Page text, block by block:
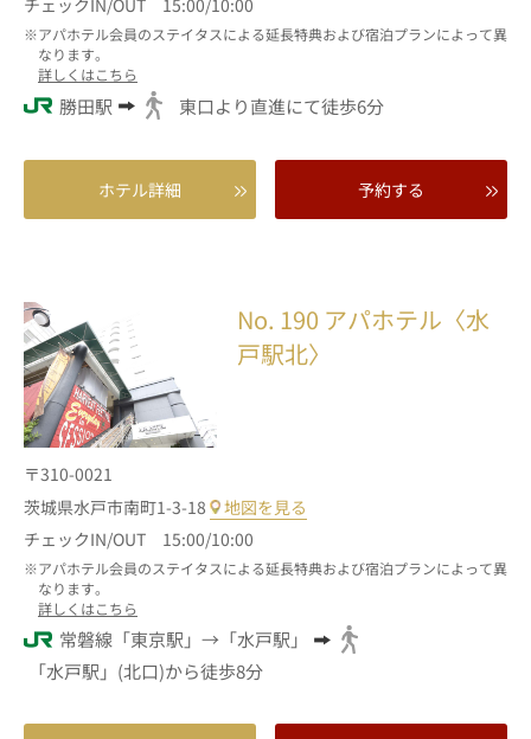
チェックIN/OUT 15:00/10:00
アパホテル会員のステイタスによる延長特典および宿泊プランによって異
なります。
詳しくはこちら
勝田駅 東口より直進にて徒歩6分
ホテル詳細 予約する
No. 190 アパホテル〈水
戸駅北〉
〒310-0021
茨城県水戸市南町1-3-18
地図を見る
チェックIN/OUT 15:00/10:00
アパホテル会員のステイタスによる延長特典および宿泊プランによって異
なります。
詳しくはこちら
常磐線「東京駅」→「水戸駅」
「水戸駅」(北口)から徒歩8分